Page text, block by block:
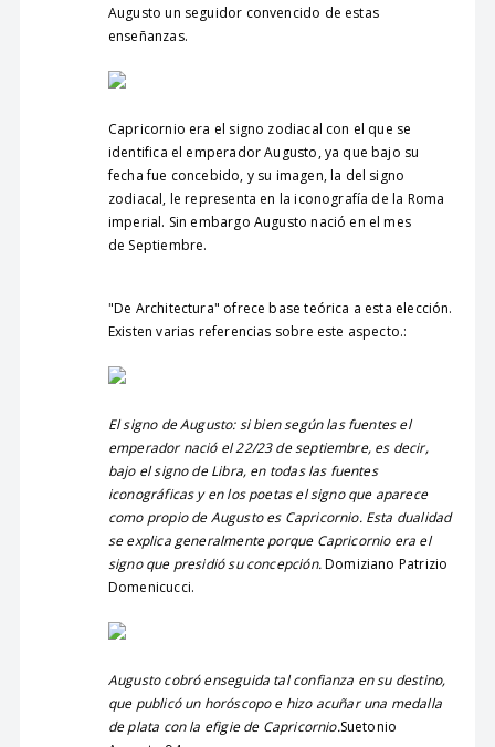
Augusto un seguidor convencido de estas
enseñanzas.
Capricornio era el signo zodiacal con el que se
identifica el emperador Augusto, ya que bajo su
fecha fue concebido, y su imagen, la del signo
zodiacal, le representa en la iconografía de la Roma
imperial. Sin embargo Augusto nació en el mes
de Septiembre.
"De Architectura" ofrece base teórica a esta elección.
Existen varias referencias sobre este aspecto.:
El signo de Augusto: si bien según las fuentes el
emperador nació el 22/23 de septiembre, es decir,
bajo el signo de Libra, en todas las fuentes
iconográficas y en los poetas el signo que aparece
como propio de Augusto es Capricornio. Esta dualidad
se explica generalmente porque Capricornio era el
signo que presidió su concepción.Domiziano Patrizio
Domenicucci.
Augusto cobró enseguida tal confianza en su destino,
que publicó un horóscopo e hizo acuñar una medalla
de plata con la efigie de Capricornio.Suetonio